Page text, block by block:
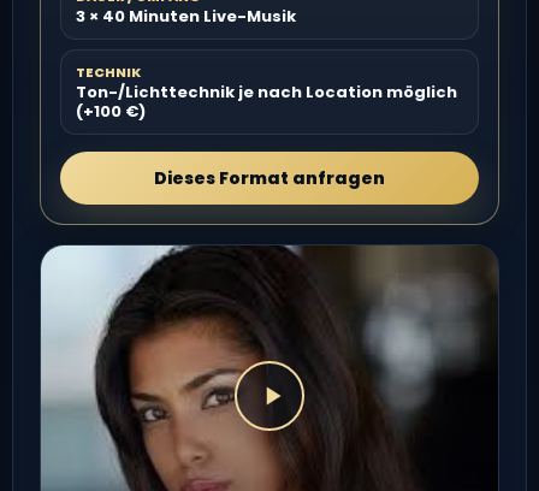
3 × 40 Minuten Live-Musik
TECHNIK
Ton-/Lichttechnik je nach Location möglich
(+100 €)
Dieses Format anfragen